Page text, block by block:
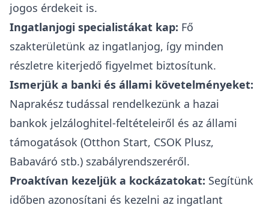
jogos érdekeit is.
Ingatlanjogi specialistákat kap: Fő
szakterületünk az ingatlanjog, így minden
részletre kiterjedő figyelmet biztosítunk.
Ismerjük a banki és állami követelményeket:
Naprakész tudással rendelkezünk a hazai
bankok jelzáloghitel-feltételeiről és az állami
támogatások (Otthon Start, CSOK Plusz,
Babaváró stb.) szabályrendszeréről.
Proaktívan kezeljük a kockázatokat: Segítünk
időben azonosítani és kezelni az ingatlant